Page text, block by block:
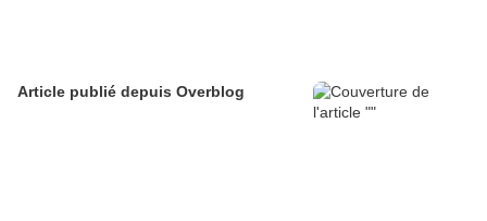
Article publié depuis Overblog